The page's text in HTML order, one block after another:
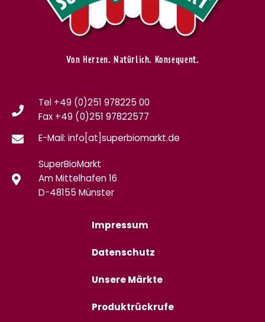
Von Herzen. Natürlich. Konsequent.
Tel +49 (0)251 978225 00
Fax +49 (0)251 97822577
E-Mail: info[at]superbiomarkt.de
SuperBioMarkt
Am Mittelhafen 16
D-48155 Münster
Impressum
Datenschutz
Unsere Märkte
Produktrückrufe